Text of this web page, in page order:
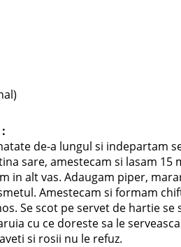
de-a lungul si indepartam
sare, amestecam si lasam
in alt vas. Adaugam piper,
Amestecam si formam
Se scot pe servet de hartie se
cu ce doreste sa le
si rosii nu le refuz.